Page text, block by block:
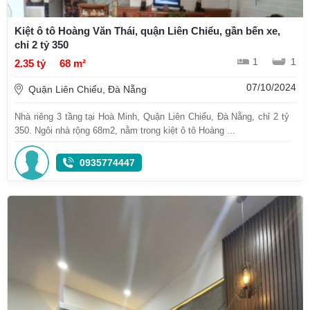
Kiệt ô tô Hoàng Văn Thái, quận Liên Chiểu, gần bến xe,
chỉ 2 tỷ 350
2.35 tỷ
68 m² 1 1
Quận Liên Chiểu, Đà Nẵng 07/10/2024
Nhà riêng 3 tầng tại Hoà Minh, Quận Liên Chiểu, Đà Nẵng, chỉ 2 tỷ
350. Ngôi nhà rộng 68m2, nằm trong kiệt ô tô Hoàng ...
0935774447